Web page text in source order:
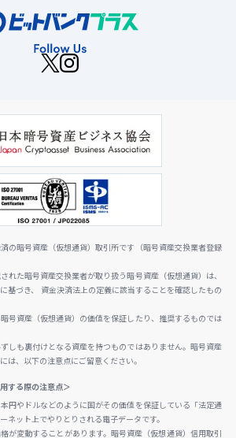
の暗号資産（仮想通貨）取引所です（暗号資産交換業者登録
れた暗号資産交換業者が取り扱う暗号資産（仮想通貨）は、
基づき、 資金決済法上の定義に該当することを確認したもの
号資産（仮想通貨）の価値を保証したり、推奨するものでは
しも裏付けとなる資産を持つものではありません。暗号資産
は、以下の注意点にご留意ください。
する際の注意点＞
円やドルなどのように国がその価値を保証している「法定通
ネット上でやりとりされる電子データです。
が変動することがあります。暗号資産（仮想通貨）信用取引